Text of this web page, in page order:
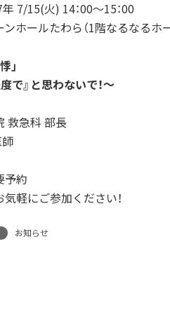
年 7/15(火) 14：00～15：00
ンホールたわら（1階なるなるホ
」
で』と思わないで！～
救急科 部長
予約
軽にご参加ください！
お知らせ